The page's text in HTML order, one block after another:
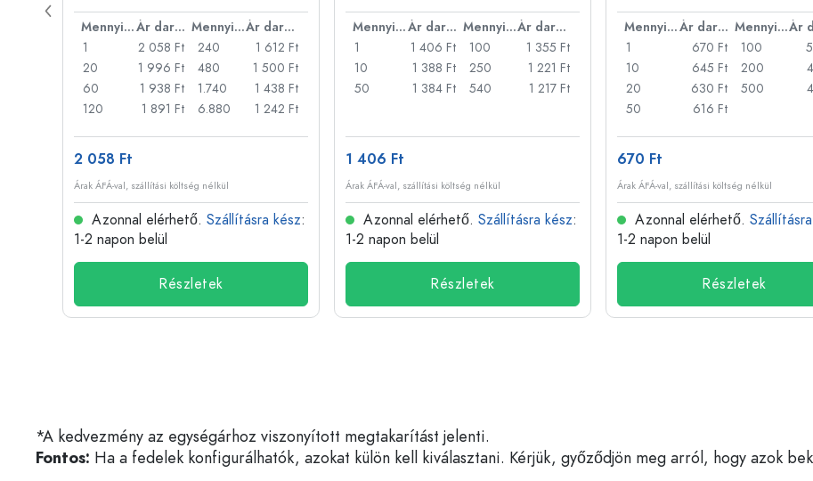
Mennyiség Ár darabonként Mennyiség
Ár darabonként
1
2 058 Ft
20
1 996 Ft
60
1 938 Ft
120
1 891 Ft
240
1 612 Ft
480
1 500 Ft
1.740
1 438 Ft
6.880
1 242 Ft
2 058 Ft
Árak ÁFÁ-val, szállítási költség nélkül
Azonnal elérhető. Szállításra kész:
1-2 napon belül
Részletek
Mennyiség Ár darabonként Mennyiség
Ár darabonként
1
1 406 Ft
10
1 388 Ft
50
1 384 Ft
100
1 355 Ft
250
1 221 Ft
540
1 217 Ft
1 406 Ft
Árak ÁFÁ-val, szállítási költség nélkül
Azonnal elérhető. Szállításra kész:
1-2 napon belül
Részletek
Mennyiség Ár darabonként Mennyiség
1
670 Ft
10
645 Ft
20
630 Ft
50
616 Ft
100
200
500
670 Ft
Árak ÁFÁ-val, szállítási költség nélkül
Azonnal elérhető.
1-2 napon belül
Részletek
*A kedvezmény az egységárhoz viszonyított megtakarítást jelenti.
Fontos: Ha a fedelek konfigurálhatók, azokat külön kell kiválasztani. Kérjük, győződjön meg arról, hogy azok